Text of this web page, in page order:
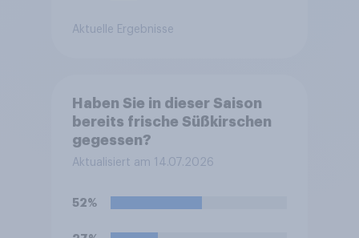
Aktuelle Ergebnisse
Haben Sie in dieser Saison
bereits frische Süßkirschen
gegessen?
Aktualisiert am 14.07.2026
52%